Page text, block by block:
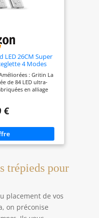
LED 26CM Super
4 Modes
: Gritin La
de 84 LED ultra-
en alliage
offre un grand angle
après
ainsi de devoir
Températures de
Réglables:
froide (6000K)
mixte équilibrée
Appuyez sur le
facilement la
différente. 5
50%, 75%, 100%.
gradation continue
€
trépieds pour
placement de vos
on préconise